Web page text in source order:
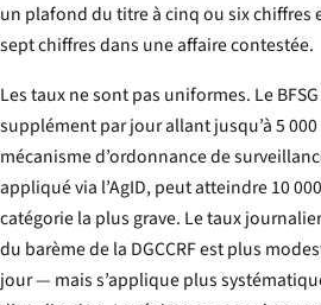
un plafond du titre à cinq ou six chiffres
sept chiffres dans une affaire contestée.
Les taux ne sont pas uniformes. Le
supplément par jour allant jusqu’à 5
mécanisme d’ordonnance de
appliqué via l’AgID, peut atteindre 10
catégorie la plus grave. Le taux
du barème de la DGCCRF est plus
jour — mais s’applique plus